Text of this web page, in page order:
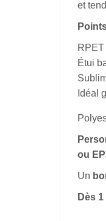
et
Étui
Idéal
ou
Un
Dès